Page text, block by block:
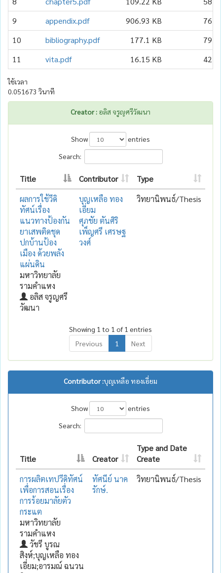
9
appendix.pdf 906.93 KB 76
10
bibliography.pdf 177.1 KB 79
11
vita.pdf 16.15 KB 42
ใช้เวลา
0.051673 วินาที
Creator : อลิส จรูญศรีวัฒนา
Show
entries
Search:
Title Contributor
Type
ผลการใช้วีดิ
ทัศน์เรื่อง
แนวทางป้องกัน
ยาเสพติดชุด
ปกบ้านป้อง
เมือง ด้วยพลัง
แผ่นดิน
มหาวิทยาลัย
รามคำแหง
อลิส จรูญศรี
วัฒนา
บุญเหลือ ทอง
เอี่ยม
ศุภชัย ตันศิริ
เพ็ญศรี เศรษฐ
วงศ์
วิทยานิพนธ์/Thesis
Showing 1 to 1 of 1 entries
Previous
1 Next
Contributor :บุญเหลือ ทองเอี่ยม
Show
entries
Search:
Title Creator
Type and Date
Create
การผลิตเทปวีดิทัศน์
เพื่อการสอนเรื่อง
การร้อยมาลัยตัว
กระแต
มหาวิทยาลัย
รามคำแหง
วัชรี บูรณ
สิงห์;บุญเหลือ ทอง
เอี่ยม;อารมณ์ ฉนวน
ทัศนีย์ นาค
รักษ์.
วิทยานิพนธ์/Thesis